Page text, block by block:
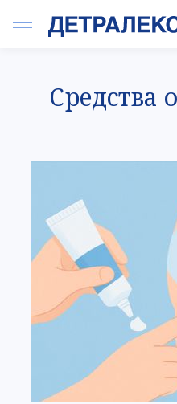
Средства